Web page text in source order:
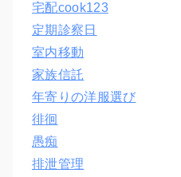
宅配cook123
定期診察日
室内移動
家族信託
年寄りの洋服選び
徘徊
愚痴
排泄管理